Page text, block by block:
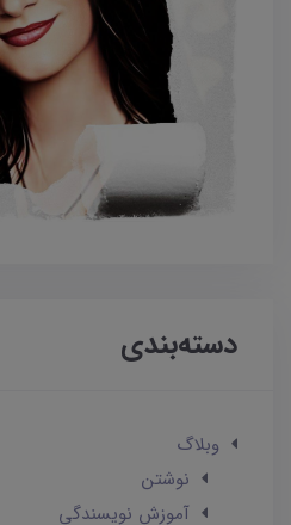
دسته‌بندی
وبلاگ
نوشتن
آموزش نویسندگی